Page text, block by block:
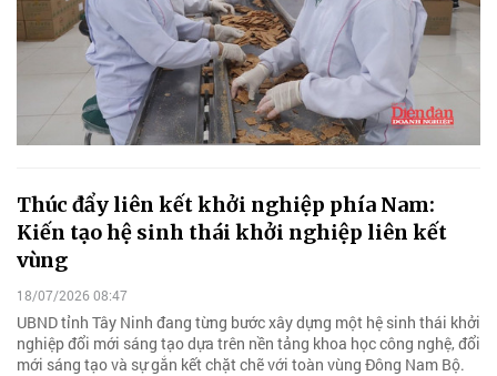
Thúc đẩy liên kết khởi nghiệp phía Nam:
Kiến tạo hệ sinh thái khởi nghiệp liên kết
vùng
18/07/2026 08:47
UBND tỉnh Tây Ninh đang từng bước xây dựng một hệ sinh thái khởi
nghiệp đổi mới sáng tạo dựa trên nền tảng khoa học công nghệ, đổi
mới sáng tạo và sự gắn kết chặt chẽ với toàn vùng Đông Nam Bộ.